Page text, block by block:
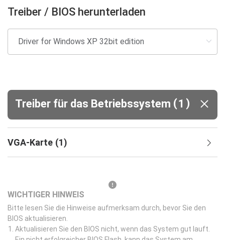
Treiber / BIOS herunterladen
Treiber für das Betriebssystem (1 )
VGA-Karte (1)
WICHTIGER HINWEIS
Bitte lesen Sie die Hinweise aufmerksam durch, bevor Sie den
BIOS aktualisieren.
Aktualisieren Sie den BIOS nicht, wenn das System gut lauft.